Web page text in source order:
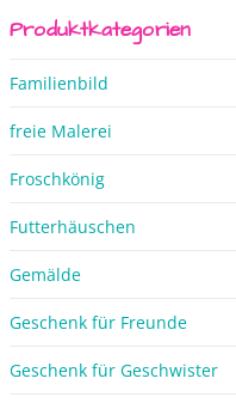
Produktkategorien
Familienbild
freie Malerei
Froschkönig
Futterhäuschen
Gemälde
Geschenk für Freunde
Geschenk für Geschwister